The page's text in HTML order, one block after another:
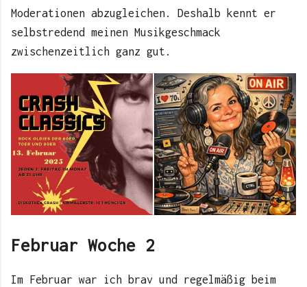
Moderationen abzugleichen. Deshalb kennt er
selbstredend meinen Musikgeschmack
zwischenzeitlich ganz gut.
Februar Woche 2
Im Februar war ich brav und regelmäßig beim